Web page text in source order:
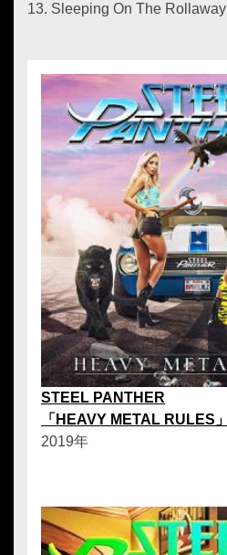
13. Sleeping On The Rollaway
STEEL PANTHER
「HEAVY METAL RULES」
2019年